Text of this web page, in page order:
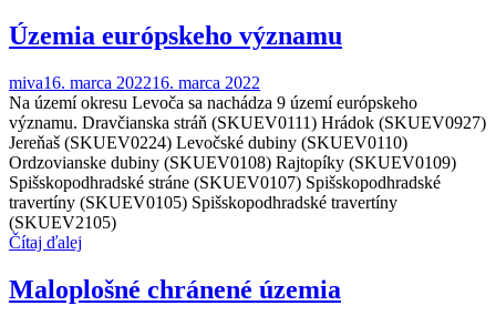
Územia európskeho významu
miva16. marca 202216. marca 2022
Na území okresu Levoča sa nachádza 9 území európskeho
významu. Dravčianska stráň (SKUEV0111) Hrádok (SKUEV0927)
Jereňaš (SKUEV0224) Levočské dubiny (SKUEV0110)
Ordzovianske dubiny (SKUEV0108) Rajtopíky (SKUEV0109)
Spišskopodhradské stráne (SKUEV0107) Spišskopodhradské
travertíny (SKUEV0105) Spišskopodhradské travertíny
(SKUEV2105)
Čítaj ďalej
Maloplošné chránené územia